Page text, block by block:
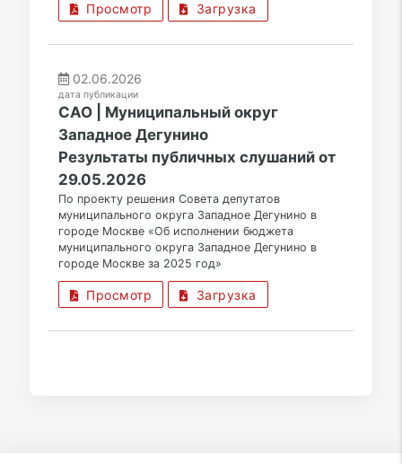
Просмотр Загрузка
02.06.2026
дата публикации
САО | Муниципальный округ
Западное Дегунино
Результаты публичных слушаний от
29.05.2026
По проекту решения Совета депутатов
муниципального округа Западное Дегунино в
городе Москве «Об исполнении бюджета
муниципального округа Западное Дегунино в
городе Москве за 2025 год»
Просмотр Загрузка